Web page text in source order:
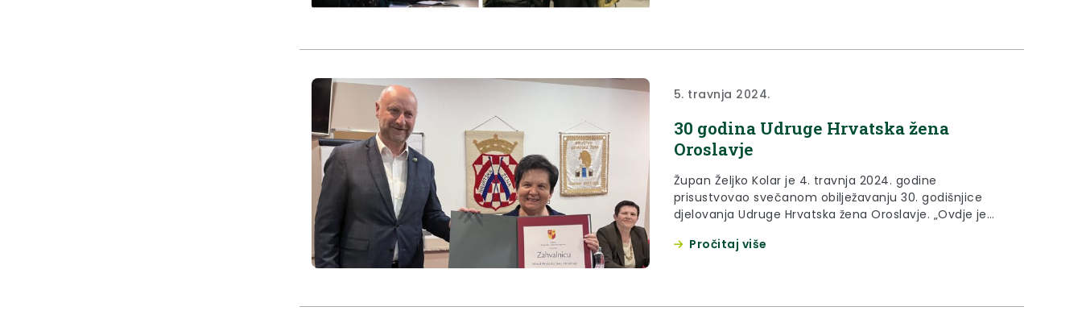
5. travnja 2024.
30 godina Udruge Hrvatska žena
Oroslavje
Župan Željko Kolar je 4. travnja 2024. godine
prisustvovao svečanom obilježavanju 30. godišnjice
djelovanja Udruge Hrvatska žena Oroslavje. „Ovdje je
je u srcu. Morate imati veliko srce da toliko radite za
Pročitaj više